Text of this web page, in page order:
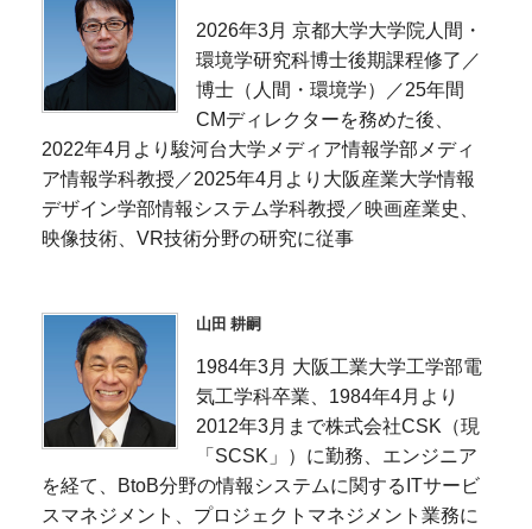
2026年3月 京都大学大学院人間・
環境学研究科博士後期課程修了／
博士（人間・環境学）／25年間
CMディレクターを務めた後、
2022年4月より駿河台大学メディア情報学部メディ
ア情報学科教授／2025年4月より大阪産業大学情報
デザイン学部情報システム学科教授／映画産業史、
映像技術、VR技術分野の研究に従事
山田 耕嗣
1984年3月 大阪工業大学工学部電
気工学科卒業、1984年4月より
2012年3月まで株式会社CSK（現
「SCSK」）に勤務、エンジニア
を経て、BtoB分野の情報システムに関するITサービ
スマネジメント、プロジェクトマネジメント業務に